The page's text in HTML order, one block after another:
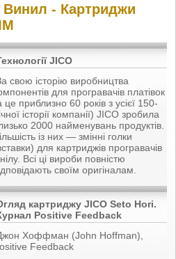
- Картриджи
JICO
свою історію виробництва
для програвачів платівок
це приблизно 60 років з уcієї 150-
історії компанії) JICO зробила
2000 найменувань продуктів.
із них — змінні голки
для картриджів програвачів
Всі ці вироби повністю
своїм оригіналам.
картриджу JICO Seto Hori.
Positive Feedback
Хоффман (John Hoffman),
Feedback